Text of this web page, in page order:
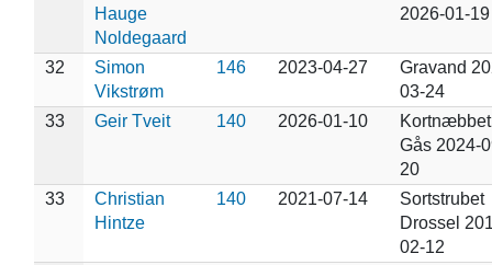
Hauge
Noldegaard
2026-01-19
32
Simon
Vikstrøm
146 2023-04-27
Gravand
03-24
33
Geir Tveit 140 2026-01-10
Kortnæbbet
Gås 2024-
20
33
Christian
Hintze
140 2021-07-14
Sortstrubet
Drossel
02-12